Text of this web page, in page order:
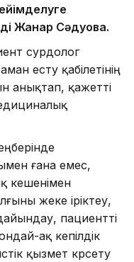
Жанар Сәдуова.
сурдолог
есту қабілетінің
анықтап, қажетті
ғана емес,
кешенімен
жеке іріктеу,
пациентті
ақ кепілдік
қызмет көрсету